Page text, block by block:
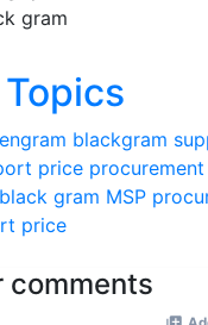
gram
blackgram
price
gram MSP
price
comments